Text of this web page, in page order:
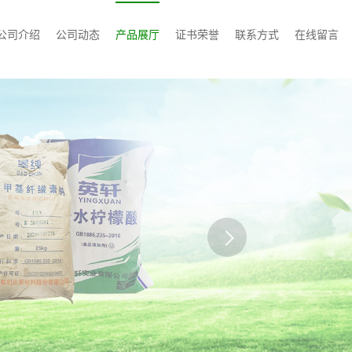
司介绍 公司动态 产品展厅 证书荣誉 联系方式 在线留言